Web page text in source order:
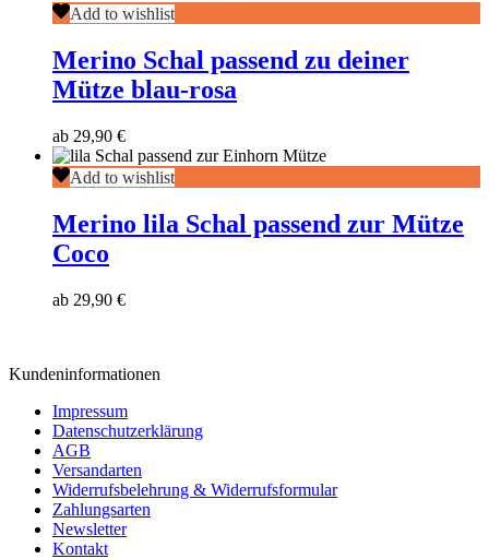
Merino
Schal
passend
zu
deiner
Mütze
blau-
rosa
Add to wishlist
Merino Schal passend zu deiner
Mütze blau-rosa
ab 29,90 €
Merino
lila
Schal
passend
zur
Mütze
Coco
Add to wishlist
Merino lila Schal passend zur Mütze
Coco
ab 29,90 €
Kundeninformationen
Impressum
Datenschutzerklärung
AGB
Versandarten
Widerrufsbelehrung & Widerrufsformular
Zahlungsarten
Newsletter
Kontakt